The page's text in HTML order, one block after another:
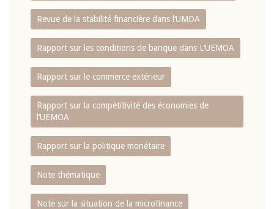
Revue de la stabilité financière dans l‘UMOA
Rapport sur les conditions de banque dans L‘UEMOA
Rapport sur le commerce extérieur
Rapport sur la compétitivité des économies de
l‘UEMOA
Rapport sur la politique monétaire
Note thématique
Note sur la situation de la microfinance